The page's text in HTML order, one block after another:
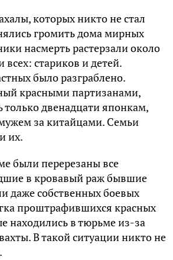
которых никто не стал
громить дома мирных
насмерть растерзали около
стариков и детей.
было разграблено.
красными партизанами,
только двенадцати японкам,
за китайцами. Семьи
их.
были перерезаны все
в кровавый раж бывшие
даже собственных боевых
проштрафившихся красных
находились в тюрьме из-за
В такой ситуации никто не